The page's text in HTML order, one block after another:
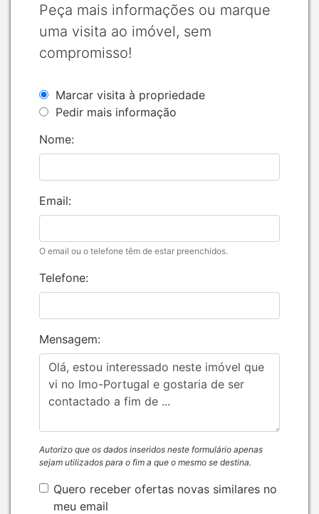
Peça mais informações ou marque
uma visita ao imóvel, sem
compromisso!
Marcar visita à propriedade
Pedir mais informação
Nome:
Email:
O email ou o telefone têm de estar preenchidos.
Telefone:
Mensagem:
Autorizo que os dados inseridos neste formulário apenas
sejam utilizados para o fim a que o mesmo se destina.
Quero receber ofertas novas similares no
meu email